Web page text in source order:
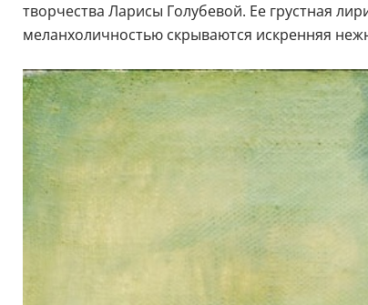
творчества Ларисы Голубевой. Ее грустная
меланхоличностью скрываются искренняя